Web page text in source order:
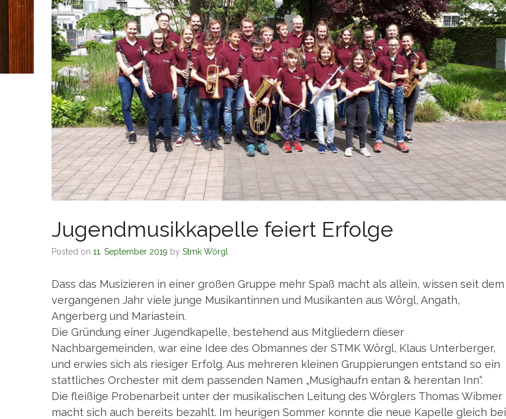
Jugendmusikkapelle feiert Erfolge
Posted on 11. September 2019 by Stmk Wörgl
Dass das Musizieren in einer großen Gruppe mehr Spaß macht als allein, wissen seit dem
vergangenen Jahr viele junge Musikantinnen und Musikanten aus Wörgl, Angath,
Angerberg und Mariastein.
Die Gründung einer Jugendkapelle, bestehend aus Mitgliedern dieser
Nachbargemeinden, war eine Idee des Obmannes der STMK Wörgl, Klaus Unterberger,
und erwies sich als riesiger Erfolg. Aus mehreren kleinen Gruppierungen entstand so ein
stattliches Orchester mit dem passenden Namen „Musighaufn entan & herentan Inn“.
Die fleißige Probenarbeit unter der musikalischen Leitung des Wörglers Thomas Wibmer
macht sich auch bereits bezahlt. Im heurigen Sommer konnte die neue Kapelle gleich bei